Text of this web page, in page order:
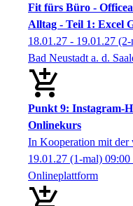
Fit fürs Büro -
Alltag - Teil 1: Excel
18.01.27 - 19.01.27 (2-
Bad Neustadt a. d.
Punkt 9: Instagram-
Onlinekurs
In Kooperation mit der
19.01.27 (1-mal) 09:00
Onlineplattform